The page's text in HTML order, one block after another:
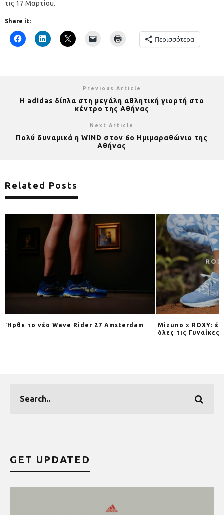
τις 17 Μαρτίου.
Share it:
Περισσότερα
Previous Article
H adidas δίπλα στη μεγάλη αθλητική γιορτή στο
κέντρο της Αθήνας
Next Article
Πολύ δυναμικά η WIND στον 6ο Ημιμαραθώνιο της
Αθήνας
Related Posts
Ήρθε το νέο Wave Rider 27 Amsterdam
Mizuno x ROXY:
όλες τις Γυναίκες
GET UPDATED